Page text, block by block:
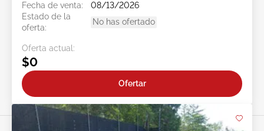
Fecha de venta:
08/13/2026
Estado de la
oferta:
No has ofertado
Oferta actual:
$0
Ofertar